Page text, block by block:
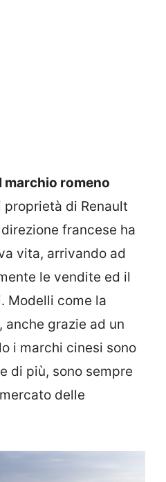
marchio romeno
proprietà di Renault
francese ha
vita, arrivando ad
le vendite ed il
Modelli come la
anche grazie ad un
i marchi cinesi sono
di più, sono sempre
delle